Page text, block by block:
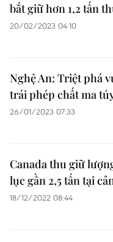
bắt giữ hơn 1,2 tấn
20/02/2023 04:10
Nghệ An: Triệt phá
trái phép chất ma
26/01/2023 07:33
Canada thu giữ
lục gần 2,5 tấn tại
18/12/2022 08:44